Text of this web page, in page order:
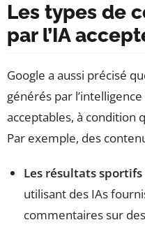
Les types de
par l’IA
Google a aussi précisé
générés par
acceptables, à condition
Par exemple, des
Les résultats sportifs
utilisant des IAs
commentaires sur